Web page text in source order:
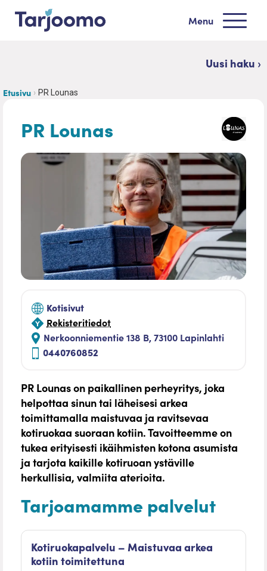
Siirry sisältöön
Menu
Uusi haku ›
Etusivu PR Lounas
PR Lounas
Nerkoonniementie 138 B, 73100 Lapinlahti
0440760852
Kotisivut
Rekisteritiedot
PR Lounas on paikallinen perheyritys, joka
helpottaa sinun tai läheisesi arkea
toimittamalla maistuvaa ja ravitsevaa
kotiruokaa suoraan kotiin. Tavoitteemme on
tukea erityisesti ikäihmisten kotona asumista
ja tarjota kaikille kotiruoan ystäville
herkullisia, valmiita aterioita.
Tarjoamamme palvelut
Kotiruokapalvelu – Maistuvaa arkea
kotiin toimitettuna